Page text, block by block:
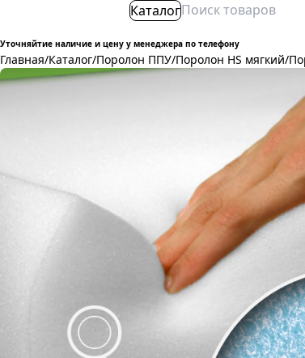
Каталог
Уточняйтие наличие и цену у менеджера по телефону
Главная/Каталог/Поролон ППУ/Поролон HS мягкий/